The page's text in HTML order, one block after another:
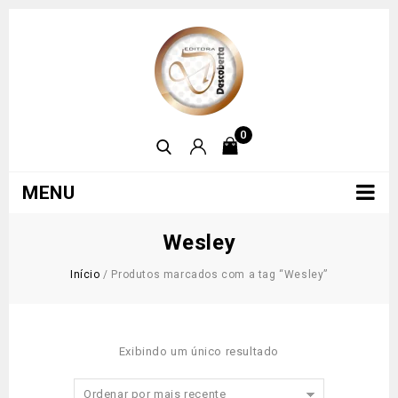
0
MENU
Wesley
Início / Produtos marcados com a tag “Wesley”
Exibindo um único resultado
Ordenar por mais recente